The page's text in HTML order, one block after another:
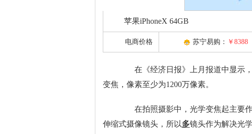
苹果iPhoneX 64GB
电商价格 苏宁易购： ￥8388
在《经济日报》上月报道中显示，
变焦，像素至少为1200万像素。
在拍照摄影中，光学变焦起主要作
伸缩式摄像镜头，所以多镜头作为解决光